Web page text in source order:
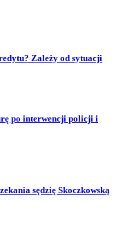
Zależy od sytuacji
po interwencji policji i
sędzię Skoczkowską